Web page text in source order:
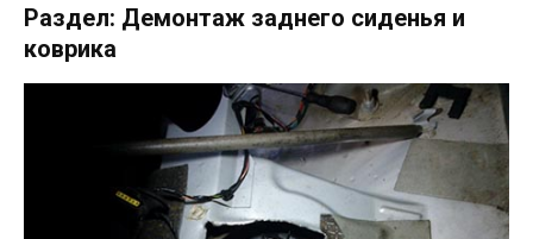
Раздел: Демонтаж заднего сиденья и
коврика